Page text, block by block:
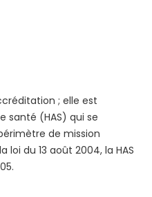
; elle est
santé (HAS) qui se
de mission
du 13 août 2004, la HAS